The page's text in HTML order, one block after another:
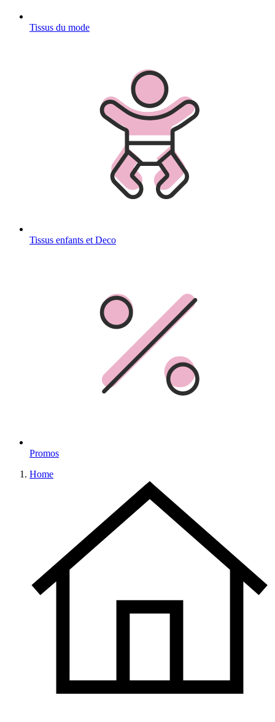
Tissus du mode
Tissus enfants et Deco
Promos
Home